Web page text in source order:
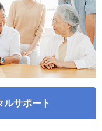
ルサポート